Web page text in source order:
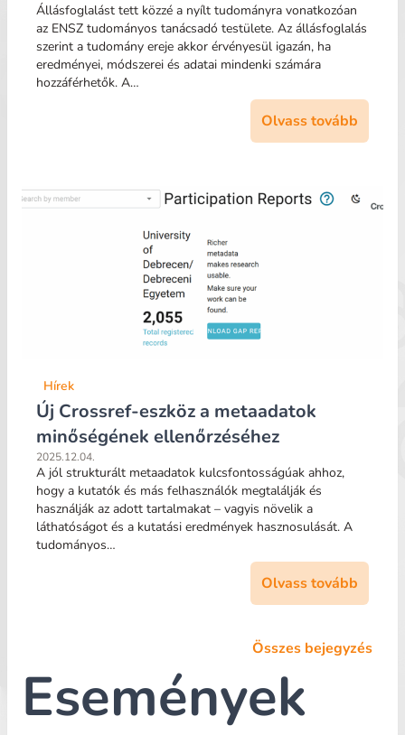
Állásfoglalást tett közzé a nyílt tudományra vonatkozóan
az ENSZ tudományos tanácsadó testülete. Az állásfoglalás
szerint a tudomány ereje akkor érvényesül igazán, ha
eredményei, módszerei és adatai mindenki számára
hozzáférhetők. A…
Olvass tovább
Hírek
Új Crossref-eszköz a metaadatok
minőségének ellenőrzéséhez
2025.12.04.
A jól strukturált metaadatok kulcsfontosságúak ahhoz,
hogy a kutatók és más felhasználók megtalálják és
használják az adott tartalmakat – vagyis növelik a
láthatóságot és a kutatási eredmények hasznosulását. A
tudományos…
Olvass tovább
Összes bejegyzés
Események